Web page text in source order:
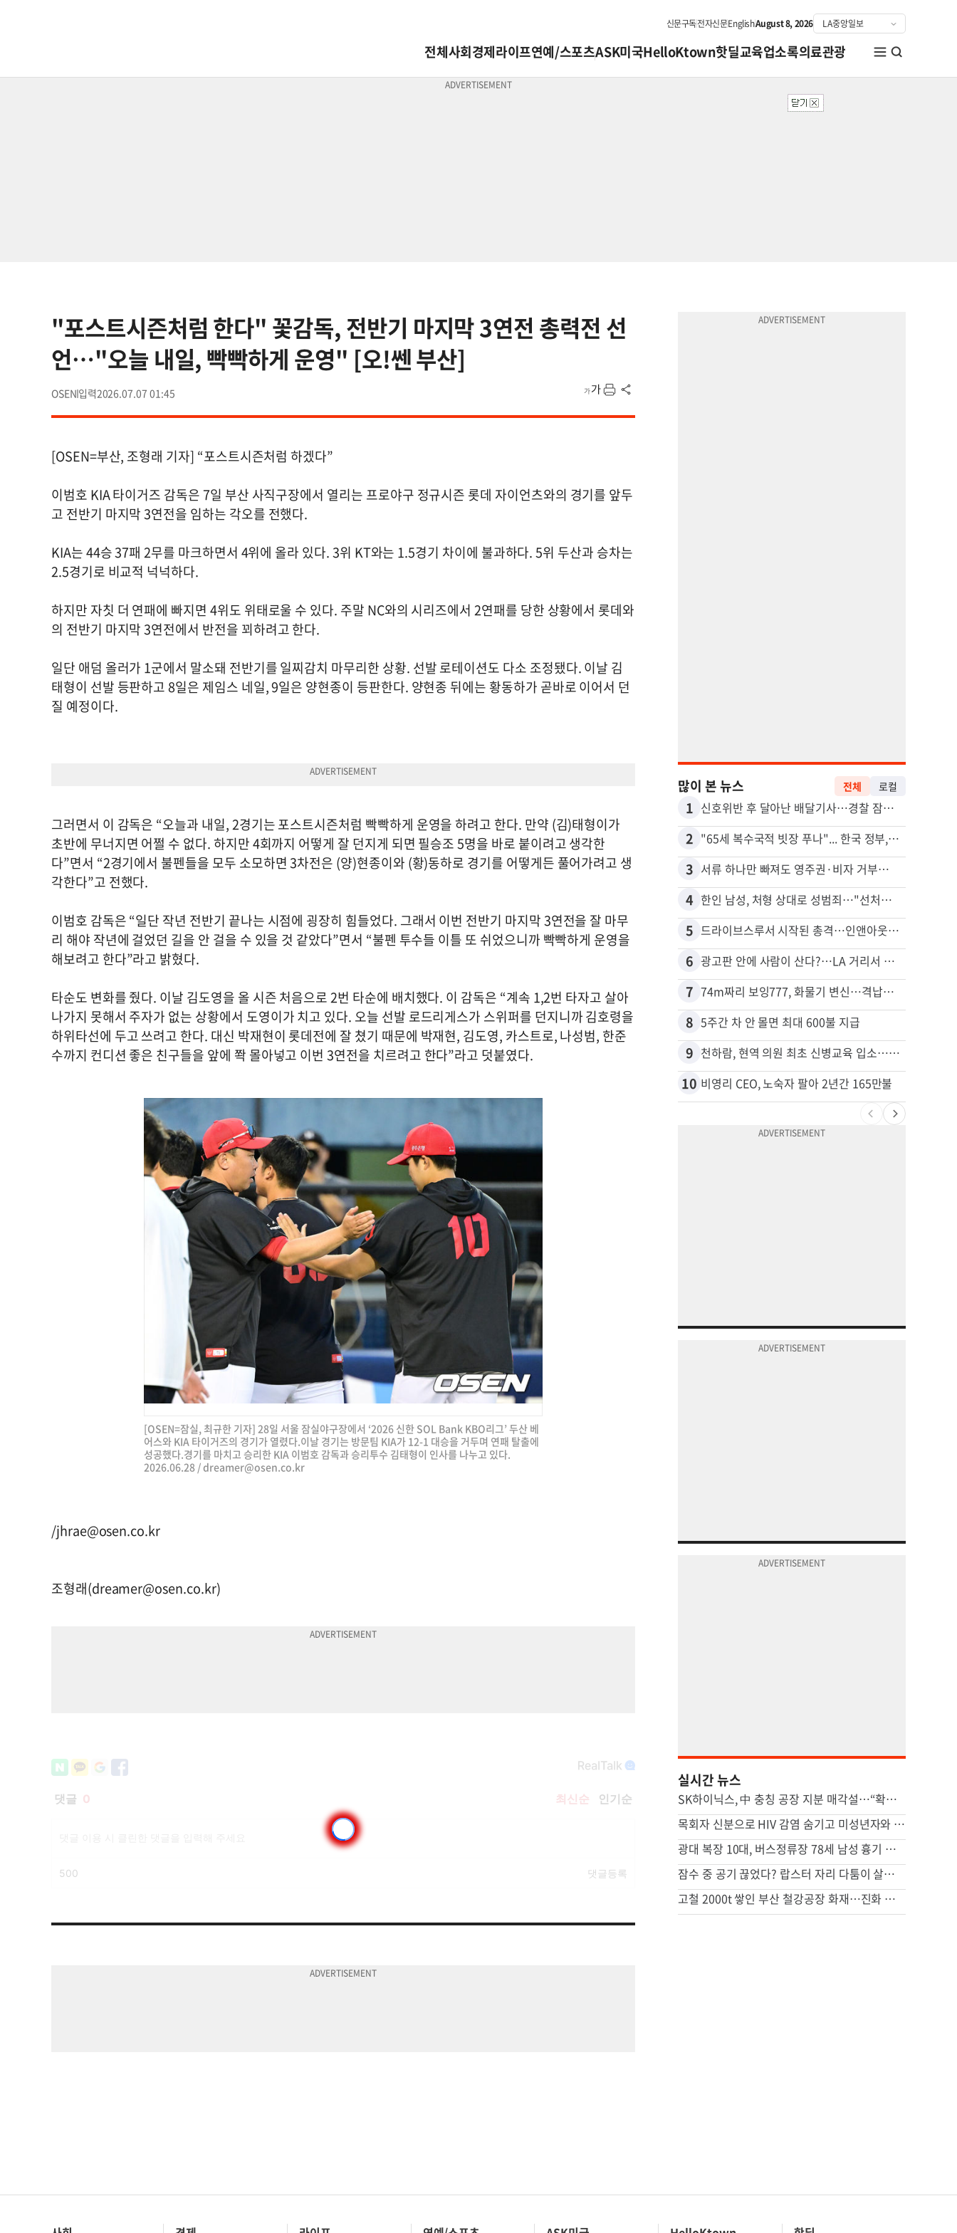
신문구독전자신문EnglishAugust 8, 2026
전체사회경제라이프연예/스포츠ASK미국HelloKtown핫딜교육업소록의료관광
"포스트시즌처럼 한다" 꽃감독, 전반기 마지막 3연전 총력전 선
언…"오늘 내일, 빡빡하게 운영" [오!쎈 부산]
OSEN 2026.07.07 01:45
[OSEN=부산, 조형래 기자] “포스트시즌처럼 하겠다”
이범호 KIA 타이거즈 감독은 7일 부산 사직구장에서 열리는 프로야구 정규시즌 롯데 자이언츠와의 경기를 앞두
고 전반기 마지막 3연전을 임하는 각오를 전했다.
KIA는 44승 37패 2무를 마크하면서 4위에 올라 있다. 3위 KT와는 1.5경기 차이에 불과하다. 5위 두산과 승차는
2.5경기로 비교적 넉넉하다.
하지만 자칫 더 연패에 빠지면 4위도 위태로울 수 있다. 주말 NC와의 시리즈에서 2연패를 당한 상황에서 롯데와
의 전반기 마지막 3연전에서 반전을 꾀하려고 한다.
일단 애덤 올러가 1군에서 말소돼 전반기를 일찌감치 마무리한 상황. 선발 로테이션도 다소 조정됐다. 이날 김
태형이 선발 등판하고 8일은 제임스 네일, 9일은 양현종이 등판한다. 양현종 뒤에는 황동하가 곧바로 이어서 던
질 예정이다.
그러면서 이 감독은 “오늘과 내일, 2경기는 포스트시즌처럼 빡빡하게 운영을 하려고 한다. 만약 (김)태형이가
초반에 무너지면 어쩔 수 없다. 하지만 4회까지 어떻게 잘 던지게 되면 필승조 5명을 바로 붙이려고 생각한
다”면서 “2경기에서 불펜들을 모두 소모하면 3차전은 (양)현종이와 (황)동하로 경기를 어떻게든 풀어가려고 생
각한다”고 전했다.
이범호 감독은 “일단 작년 전반기 끝나는 시점에 굉장히 힘들었다. 그래서 이번 전반기 마지막 3연전을 잘 마무
리 해야 작년에 걸었던 길을 안 걸을 수 있을 것 같았다”면서 “불펜 투수들 이틀 또 쉬었으니까 빡빡하게 운영을
해보려고 한다”라고 밝혔다.
타순도 변화를 줬다. 이날 김도영을 올 시즌 처음으로 2번 타순에 배치했다. 이 감독은 “계속 1,2번 타자고 살아
나가지 못해서 주자가 없는 상황에서 도영이가 치고 있다. 오늘 선발 로드리게스가 스위퍼를 던지니까 김호령을
하위타선에 두고 쓰려고 한다. 대신 박재현이 롯데전에 잘 쳤기 때문에 박재현, 김도영, 카스트로, 나성범, 한준
수까지 컨디션 좋은 친구들을 앞에 쫙 몰아넣고 이번 3연전을 치르려고 한다”라고 덧붙였다.
[OSEN=잠실, 최규한 기자] 28일 서울 잠실야구장에서 ‘2026 신한 SOL Bank KBO리그’ 두산 베
어스와 KIA 타이거즈의 경기가 열렸다.이날 경기는 방문팀 KIA가 12-1 대승을 거두며 연패 탈출에
성공했다.경기를 마치고 승리한 KIA 이범호 감독과 승리투수 김태형이 인사를 나누고 있다.
2026.06.28 /dreamer@osen.co.kr
/jhrae@osen.co.kr
조형래(dreamer@osen.co.kr)
많이 본 뉴스 전체 로컬
1 신호위반 후 달아난 배달기사…경찰 잠복해 잡고보니 ‘반전’
2 "65세 복수국적 빗장 푸나"... 한국 정부, 연령 완화 전면 추진
3 서류 하나만 빠져도 영주권·비자 거부…심사관 재량권 대폭 확대
4 한인 남성, 처형 상대로 성범죄…"선처해줬더니 배신자 취급"
5 드라이브스루서 시작된 총격…인앤아웃 참사 영상 공개
6 광고판 안에 사람이 산다?…LA 거리서 화제
7 74m짜리 보잉777, 화물기 변신…격납고서 ‘보물’ 찾는 인천공항
8 5주간 차 안 몰면 최대 600불 지급
9 천하람, 현역 의원 최초 신병교육 입소…논산서 2박3일 생활
10 비영리 CEO, 노숙자 팔아 2년간 165만불
실시간 뉴스
SK하이닉스, 中 충칭 공장 지분 매각설…“확정된 바 없어”
목회자 신분으로 HIV 감염 숨기고 미성년자와 성관계
광대 복장 10대, 버스정류장 78세 남성 흉기 살해 혐의
잠수 중 공기 끊었다? 랍스터 자리 다툼이 살인미수 사건으로
고철 2000t 쌓인 부산 철강공장 화재…진화 장기전